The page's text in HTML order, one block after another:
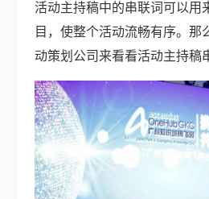
活动主持稿中的串联词可以用
目，使整个活动流畅有序。那
动策划公司 来看看活动主持稿